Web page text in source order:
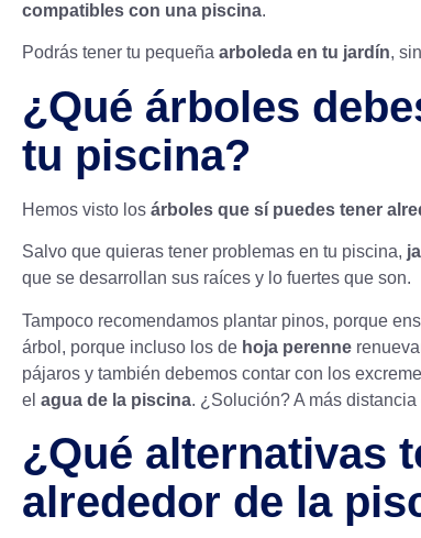
compatibles con una piscina.
Podrás tener tu pequeña arboleda en tu jardín,
¿Qué árboles
tu piscina?
Hemos visto los árboles que sí puedes tener
Salvo que quieras tener problemas en tu piscina,
que se desarrollan sus raíces y lo fuertes que son.
Tampoco recomendamos plantar pinos, porque
árbol, porque incluso los de hoja perenne
pájaros y también debemos contar con los
el agua de la piscina. ¿Solución? A más distancia
¿Qué alternativas
alrededor de la